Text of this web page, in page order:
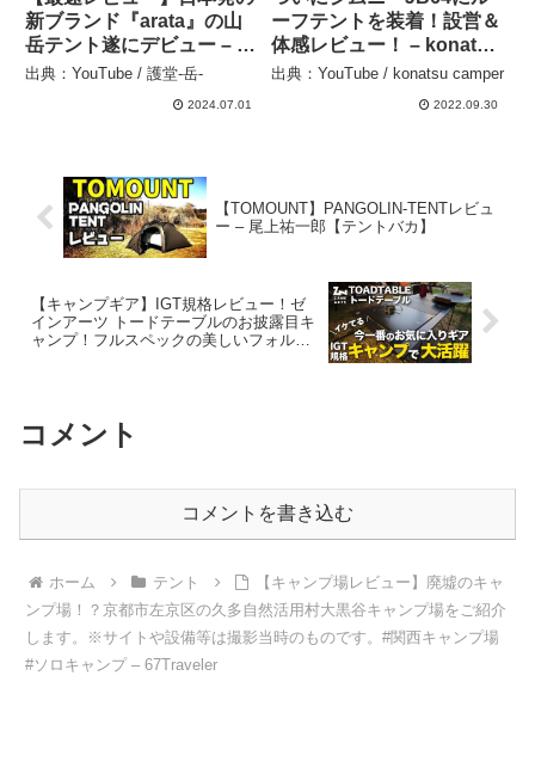
新ブランド『arata』の山
岳テント遂にデビュー – 護
堂-岳-
出典：YouTube / 護堂-岳-
2024.07.01
ーフテントを装着！設営＆
体感レビュー！ – konatsu
camper
出典：YouTube / konatsu camper
2022.09.30
【TOMOUNT】PANGOLIN-TENTレビュ
ー – 尾上祐一郎【テントバカ】
【キャンプギア】IGT規格レビュー！ゼ
インアーツ トードテーブルのお披露目キ
ャンプ！フルスペックの美しいフォル
コメント
コメントを書き込む
ホーム テント
【キャンプ場レビュー】廃墟のキャ
ンプ場！？京都市左京区の久多自然活用村大黒谷キャンプ場をご紹介
します。※サイトや設備等は撮影当時のものです。#関西キャンプ場
#ソロキャンプ – 67Traveler